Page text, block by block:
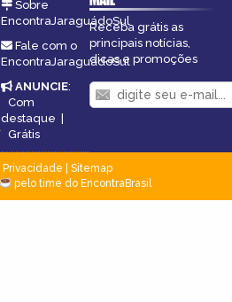
Sobre
EncontraJaraguádoSul
Fale com o
EncontraJaraguádoSul
ANUNCIE:
Com
destaque |
Grátis
Receba grátis as
principais notícias,
dicas e promoções
Privacidade
Sitemap
pelo time do EncontraBrasil